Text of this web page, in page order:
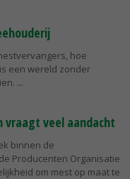
hoe
een wereld zonder
veel aandacht
binnen de
Producenten Organisatie
om mest op maat te